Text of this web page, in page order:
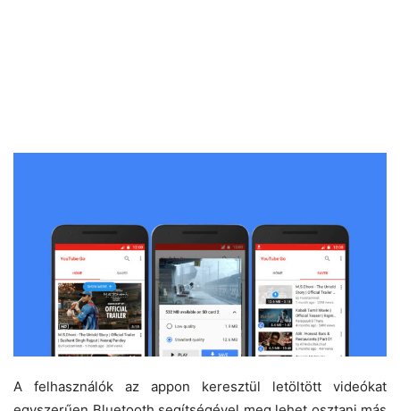
A felhasználók az appon keresztül letöltött videókat